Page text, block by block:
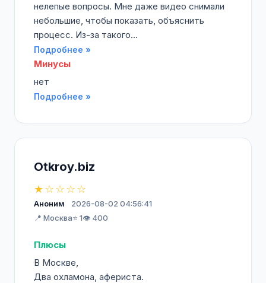
нелепые вопросы. Мне даже видео снимали
небольшие, чтобы показать, объяснить
процесс. Из-за такого...
Подробнее »
Минусы
нет
Подробнее »
Otkroy.biz
★☆☆☆☆
Аноним
2026-08-02 04:56:41
📍 Москва⭐ 1👁️ 400
Плюсы
В Москве,
Два охламона, афериста.